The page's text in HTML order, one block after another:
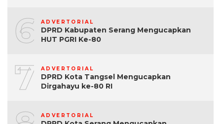
6 ADVERTORIAL
DPRD Kabupaten Serang Mengucapkan
HUT PGRI Ke-80
7 ADVERTORIAL
DPRD Kota Tangsel Mengucapkan
Dirgahayu ke-80 RI
ADVERTORIAL